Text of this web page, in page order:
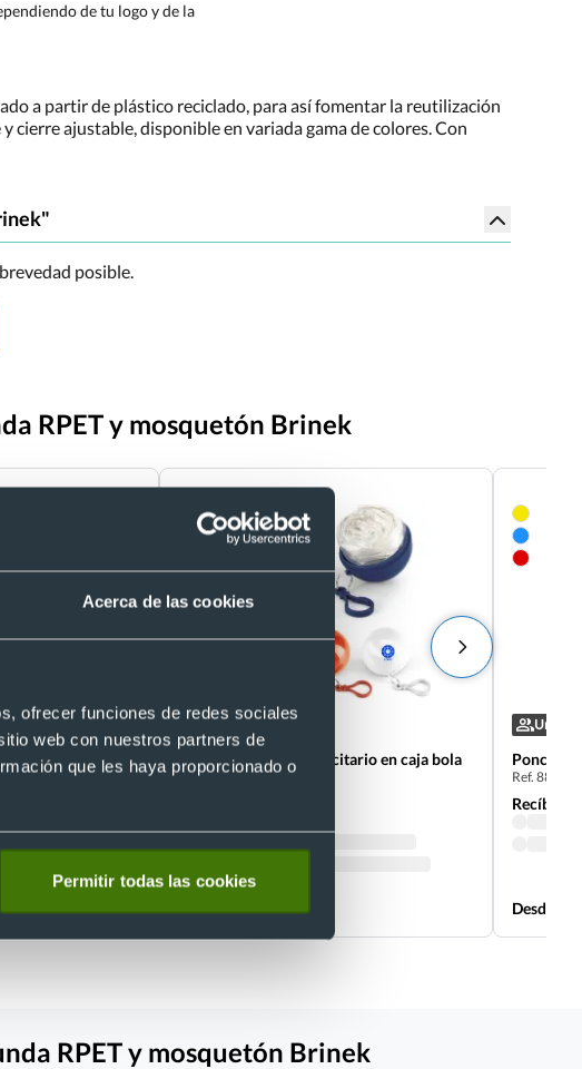
Acerca de las cookies
ofrecer funciones de redes sociales
web con nuestros partners de
que les haya proporcionado o
Permitir todas las cookies
de tu logo y de la
a partir de plástico reciclado, para así fomentar la reutilización
ajustable, disponible en variada gama de colores. Con
posible.
RPET y mosquetón Brinek
Unisex
Poncho de lluvia publicitario en caja bola
ISABEL
Desde 0,52 €
Unisex
Poncho
Ref. 889486
Recíbelo
Desde
RPET y mosquetón Brinek